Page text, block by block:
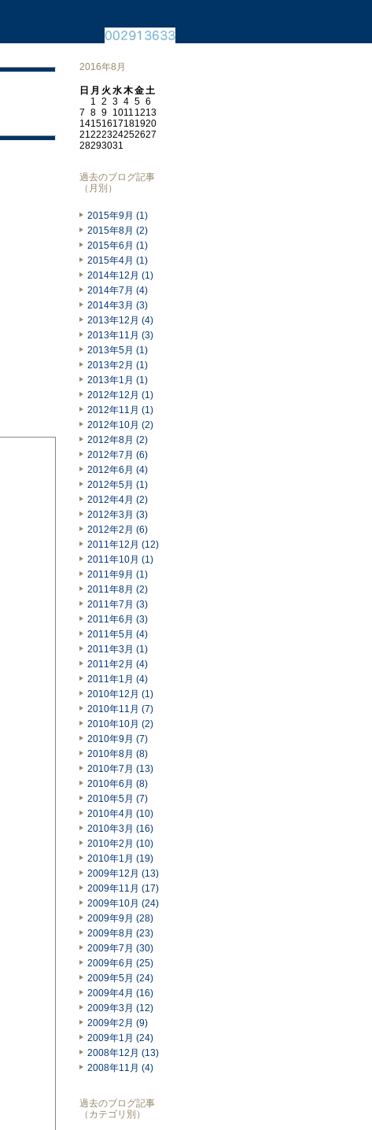
2016年8月
日 月 火 水木金土
1 2 3 4 5 6
7 8 9 1011 1213
14151617181920
21222324252627
28293031
過去のブログ記事
（月別）
2015年9月 (1)
2015年8月 (2)
2015年6月 (1)
2015年4月 (1)
2014年12月 (1)
2014年7月 (4)
2014年3月 (3)
2013年12月 (4)
2013年11月 (3)
2013年5月 (1)
2013年2月 (1)
2013年1月 (1)
2012年12月 (1)
2012年11月 (1)
2012年10月 (2)
2012年8月 (2)
2012年7月 (6)
2012年6月 (4)
2012年5月 (1)
2012年4月 (2)
2012年3月 (3)
2012年2月 (6)
2011年12月 (12)
2011年10月 (1)
2011年9月 (1)
2011年8月 (2)
2011年7月 (3)
2011年6月 (3)
2011年5月 (4)
2011年3月 (1)
2011年2月 (4)
2011年1月 (4)
2010年12月 (1)
2010年11月 (7)
2010年10月 (2)
2010年9月 (7)
2010年8月 (8)
2010年7月 (13)
2010年6月 (8)
2010年5月 (7)
2010年4月 (10)
2010年3月 (16)
2010年2月 (10)
2010年1月 (19)
2009年12月 (13)
2009年11月 (17)
2009年10月 (24)
2009年9月 (28)
2009年8月 (23)
2009年7月 (30)
2009年6月 (25)
2009年5月 (24)
2009年4月 (16)
2009年3月 (12)
2009年2月 (9)
2009年1月 (24)
2008年12月 (13)
2008年11月 (4)
過去のブログ記事
（カテゴリ別）